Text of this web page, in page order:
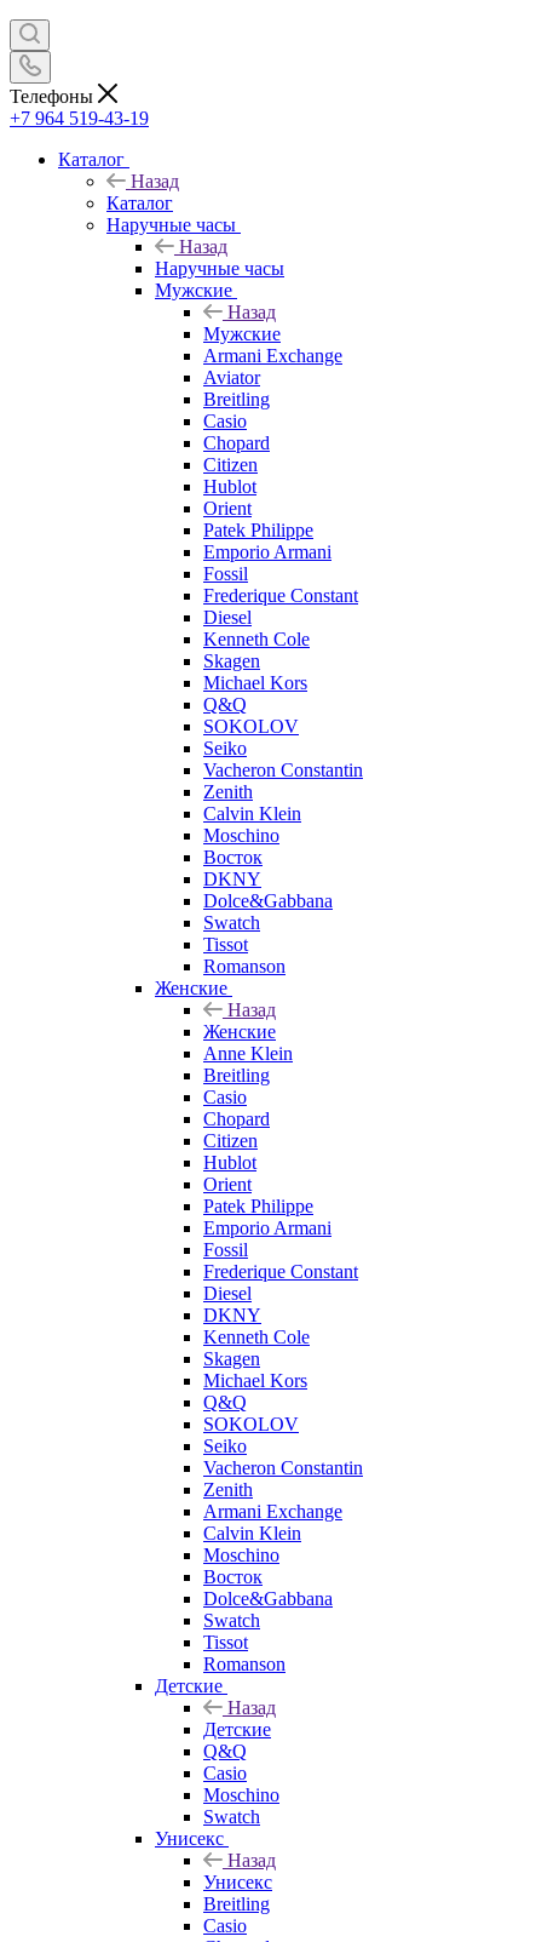
Телефоны
+7 964 519-43-19
Каталог
Назад
Каталог
Наручные часы
Назад
Наручные часы
Мужские
Назад
Мужские
Armani Exchange
Aviator
Breitling
Casio
Chopard
Citizen
Hublot
Orient
Patek Philippe
Emporio Armani
Fossil
Frederique Constant
Diesel
Kenneth Cole
Skagen
Michael Kors
Q&Q
SOKOLOV
Seiko
Vacheron Constantin
Zenith
Calvin Klein
Moschino
Восток
DKNY
Dolce&Gabbana
Swatch
Tissot
Romanson
Женские
Назад
Женские
Anne Klein
Breitling
Casio
Chopard
Citizen
Hublot
Orient
Patek Philippe
Emporio Armani
Fossil
Frederique Constant
Diesel
DKNY
Kenneth Cole
Skagen
Michael Kors
Q&Q
SOKOLOV
Seiko
Vacheron Constantin
Zenith
Armani Exchange
Calvin Klein
Moschino
Восток
Dolce&Gabbana
Swatch
Tissot
Romanson
Детские
Назад
Детские
Q&Q
Casio
Moschino
Swatch
Унисекс
Назад
Унисекс
Breitling
Casio